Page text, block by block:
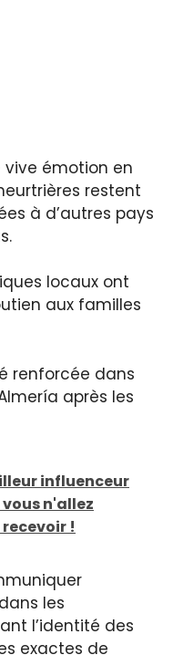
émotion en
restent
à d’autres pays
locaux ont
aux familles
renforcée dans
après les
influenceur
n'allez
!
les
l’identité des
exactes de